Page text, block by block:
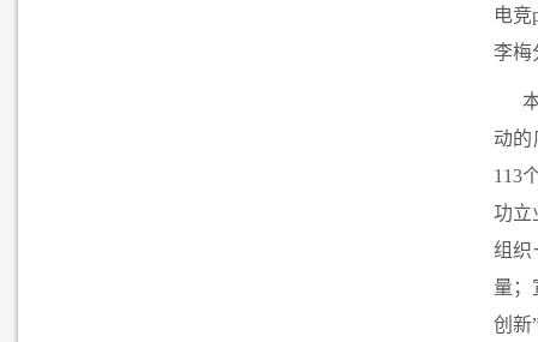
电
李梅
动的
113
功立
组织
量；
创新